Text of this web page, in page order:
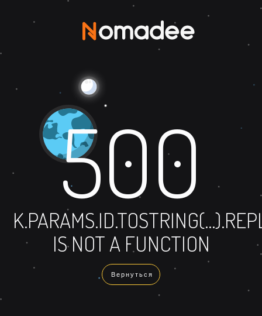
500
IS NOT A FUNCTION
Вернуться